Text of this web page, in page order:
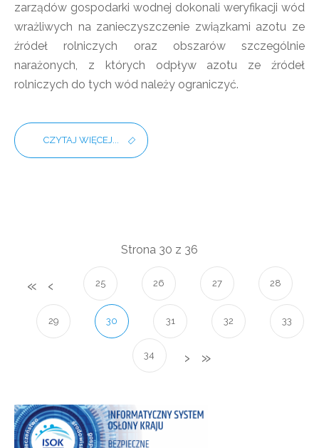
zarządów gospodarki wodnej dokonali weryfikacji wód
wrażliwych na zanieczyszczenie związkami azotu ze
źródeł rolniczych oraz obszarów szczególnie
narażonych, z których odpływ azotu ze źródeł
rolniczych do tych wód należy ograniczyć.
CZYTAJ WIĘCEJ...
Strona 30 z 36
25 26 27 28
29 30 31 32 33
34